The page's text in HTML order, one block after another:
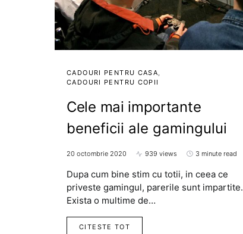
CADOURI PENTRU CASA
CADOURI PENTRU COPII
Cele mai importante
beneficii ale gamingului
20 octombrie 2020 939 views 3 minute read
Dupa cum bine stim cu totii, in ceea ce
priveste gamingul, parerile sunt impartite.
Exista o multime de…
CITESTE TOT